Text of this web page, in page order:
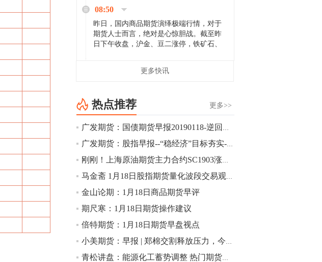
场来看，汇率波动...
08:50
昨日，国内商品期货演绎极端行情，对于
期货人士而言，绝对是心惊胆战。截至昨
日下午收盘，沪金、豆二涨停，铁矿石、
[imgnobrwh] src=...
跌幅达6%，报689.5元/吨，刷新近两个月
低位。
14:20
方正有色研究团队：高度重视贵金属的阶
段性机会。自年初以来沪金上涨16.93%，
立涨势，白银将开启补涨，且涨幅超过黄
金，金银比有望高位回归。
13:55
豆二期货主力合约涨停，涨幅达3.98%，报
更多快讯
更多>>
热点推荐
广发期货：国债期货早报20190118-逆回购继续，期债高位震荡
广发期货：股指早报--“稳经济”目标夯实--20190118
刚刚！上海原油期货主力合约SC1903涨破430元/桶 涨幅1.85%
马金斋 1月18日股指期货量化波段交易观点与策略
金山论期：1月18日商品期货早评
期尺寒：1月18日期货操作建议
倍特期货：1月18日期货早盘视点
小美期货：早报 | 郑棉交割释放压力，今日26大品种走势如何
青松讲盘：能源化工蓄势调整 热门期货再度发力